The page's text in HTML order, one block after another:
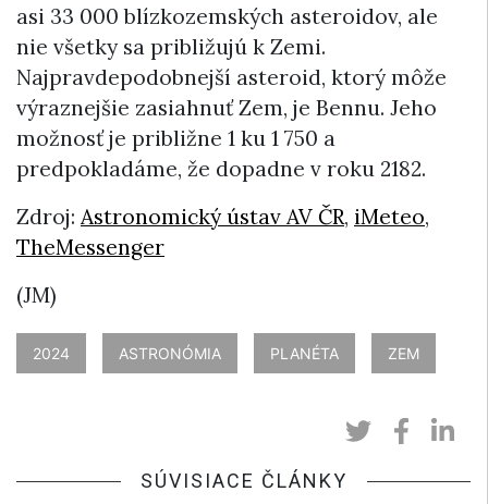
asi 33 000 blízkozemských asteroidov, ale
nie všetky sa približujú k Zemi.
Najpravdepodobnejší asteroid, ktorý môže
výraznejšie zasiahnuť Zem, je Bennu. Jeho
možnosť je približne 1 ku 1 750 a
predpokladáme, že dopadne v roku 2182.
Zdroj: Astronomický ústav AV ČR, iMeteo,
TheMessenger
(JM)
2024 ASTRONÓMIA PLANÉTA ZEM
SÚVISIACE ČLÁNKY